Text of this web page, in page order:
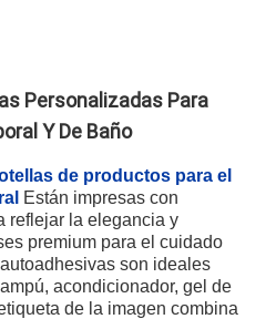
Personalizadas Para
Y De Baño
de productos para el
Están impresas con
reflejar la elegancia y
premium para el cuidado
son ideales
acondicionador, gel de
de la imagen combina